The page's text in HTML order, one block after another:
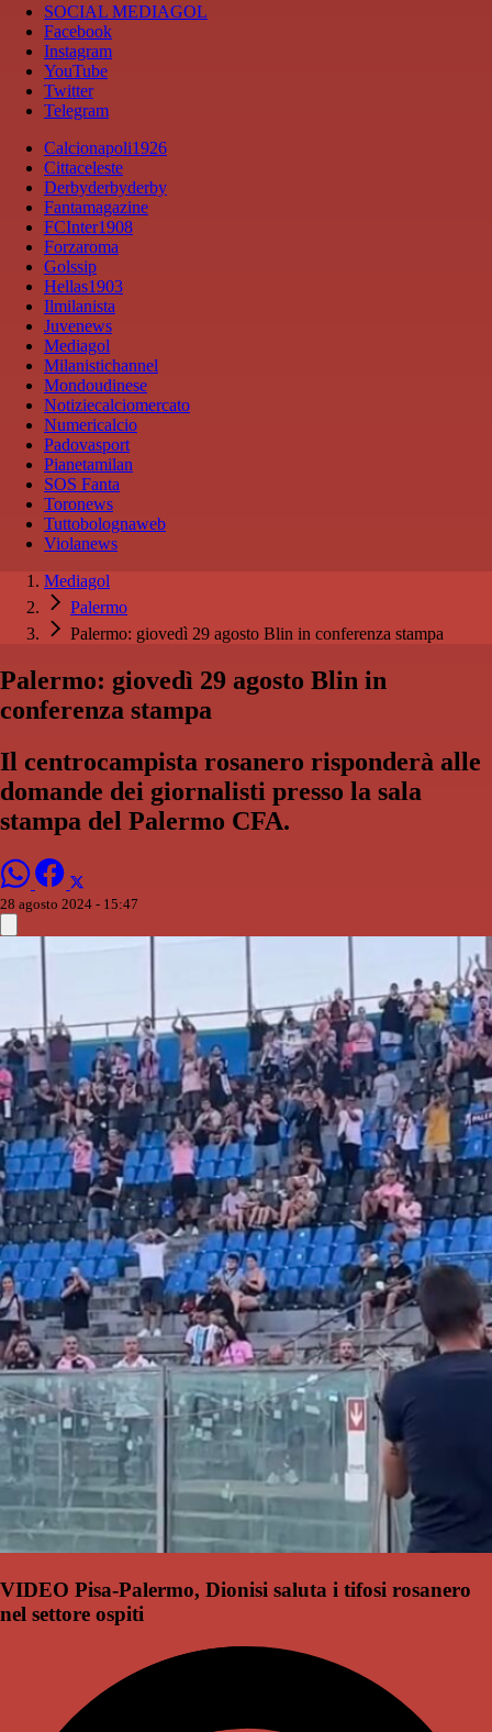
SOCIAL MEDIAGOL
Facebook
Instagram
YouTube
Twitter
Telegram
Calcionapoli1926
Cittaceleste
Derbyderbyderby
Fantamagazine
FCInter1908
Forzaroma
Golssip
Hellas1903
Ilmilanista
Juvenews
Mediagol
Milanistichannel
Mondoudinese
Notiziecalciomercato
Numericalcio
Padovasport
Pianetamilan
SOS Fanta
Toronews
Tuttobolognaweb
Violanews
Mediagol
Palermo
Palermo: giovedì 29 agosto Blin in conferenza stampa
Palermo: giovedì 29 agosto Blin in
conferenza stampa
Il centrocampista rosanero risponderà alle
domande dei giornalisti presso la sala
stampa del Palermo CFA.
28 agosto 2024 - 15:47
VIDEO Pisa-Palermo, Dionisi saluta i tifosi rosanero
nel settore ospiti